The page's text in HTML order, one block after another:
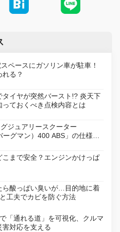
ペースにガソリン車が駐車！
る？
タイヤが突然バースト!? 炎天下
ておくべき点検内容とは
ジュアリースクーター
ーグマン）400 ABS」の仕様を
発売
こまで安全？エンジンかけっぱ
ら酸っぱい臭いが…目的地に着
工夫でカビを防ぐ方法
「通れる道」を可視化、クルマ
対応を支える